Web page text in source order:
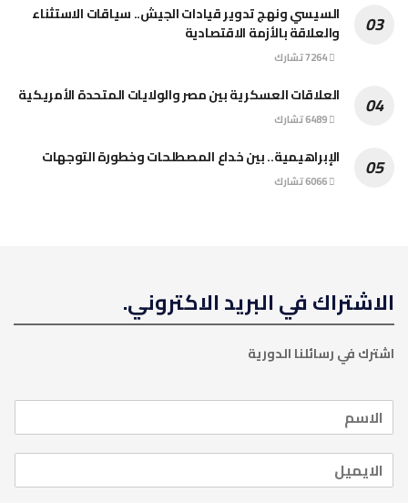
السيسي ونهج تدوير قيادات الجيش.. سياقات الاستثناء
والعلاقة بالأزمة الاقتصادية
العلاقات العسكرية بين مصر والولايات المتحدة الأمريكية
الإبراهيمية.. بين خداع المصطلحات وخطورة التوجهات
الاشتراك في البريد الاكتروني.
اشترك في رسائلنا الدورية